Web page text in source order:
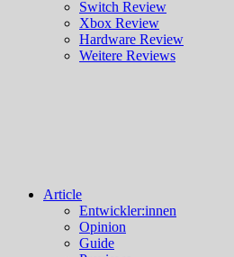
Switch Review
Xbox Review
Hardware Review
Weitere Reviews
Article
Entwickler:innen
Opinion
Guide